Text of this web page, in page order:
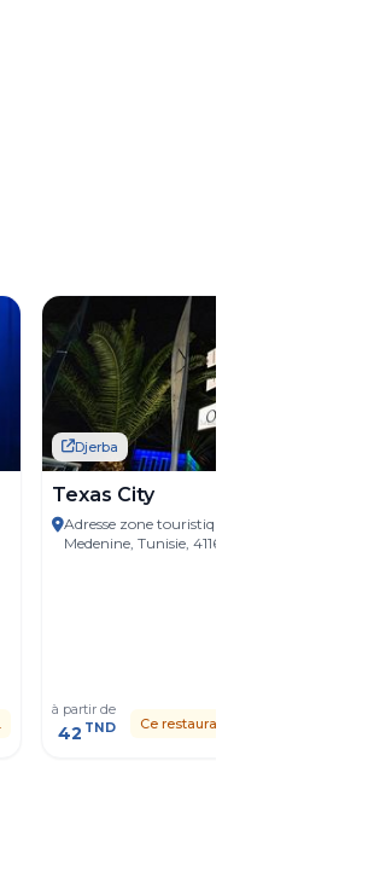
Djerba
Texas City
Adresse zone touristique, Djerba Midun,
Medenine, Tunisie, 4116
à partir de
42 TND Ce restaurant n'est pas réservable.